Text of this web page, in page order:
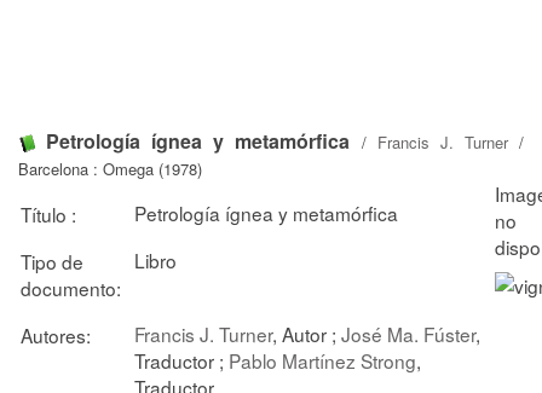
Petrología ígnea y metamórfica / Francis J. Turner/
Barcelona : Omega (1978)
Título :
Petrología ígnea y metamórfica
Tipo de
documento:
Libro
Autores: Francis J. Turner, Autor ; José Ma. Fúster,
Traductor ; Pablo Martínez Strong,
Traductor